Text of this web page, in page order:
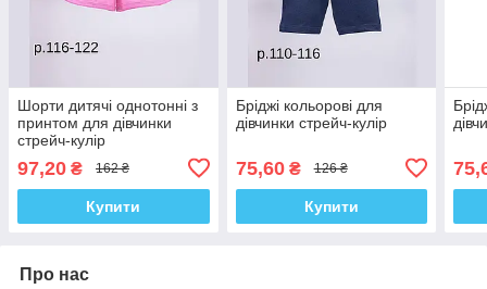
Шорти дитячі однотонні з
принтом для дівчинки
стрейч-кулір
97,20 ₴ 162 ₴
Купити
Бріджі кольорові для
дівчинки стрейч-кулір
75,60₴ 126 ₴
Купити
Про нас